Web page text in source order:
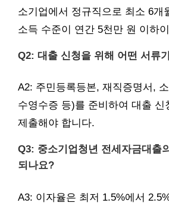
소기업에서 정규직으로 최소 6개
소득 수준이 연간 5천만 원 이하
Q2: 대출 신청을 위해 어떤 서류
A2: 주민등록등본, 재직증명서,
수영수증 등)를 준비하여 대출 신
제출해야 합니다.
Q3: 중소기업청년 전세자금대출
되나요?
A3: 이자율은 최저 1.5%에서